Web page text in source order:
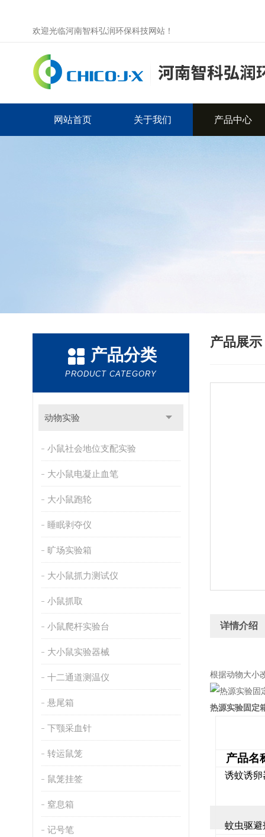
欢迎光临河南智科弘润环保科技网站！
网站首页 关于我们 产品中心
产品分类
PRODUCT CATEGORY
动物实验
小鼠社会地位支配实验
大小鼠电凝止血笔
大小鼠跑轮
睡眠剥夺仪
旷场实验箱
大小鼠抓力测试仪
小鼠抓取
小鼠爬杆实验台
大小鼠实验器械
十二通道测温仪
悬尾箱
下颚采血针
转运鼠笼
鼠笼挂签
窒息箱
记号笔
产品展示
详情介绍
根据动物大小
热源实验固定
产品名
诱蚊诱卵
蚊虫驱避